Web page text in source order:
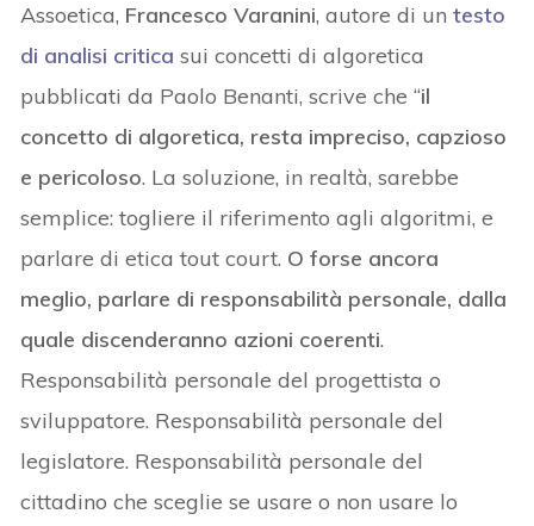
Assoetica, Francesco Varanini, autore di untesto
di analisi critica sui concetti di algoretica
pubblicati da Paolo Benanti, scrive che “il
concetto di algoretica, resta impreciso, capzioso
e pericoloso. La soluzione, in realtà, sarebbe
semplice: togliere il riferimento agli algoritmi, e
parlare di etica tout court. O forse ancora
meglio, parlare di responsabilità personale, dalla
quale discenderanno azioni coerenti.
Responsabilità personale del progettista o
sviluppatore. Responsabilità personale del
legislatore. Responsabilità personale del
cittadino che sceglie se usare o non usare lo